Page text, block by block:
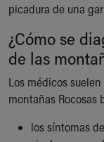
picadura de una
¿Cómo se
de las
Los médicos
montañas Rocosas
los síntomas